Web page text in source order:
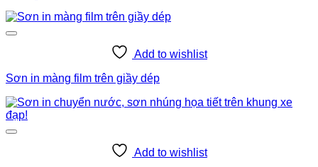
Add to wishlist
Sơn in màng film trên giầy dép
Add to wishlist